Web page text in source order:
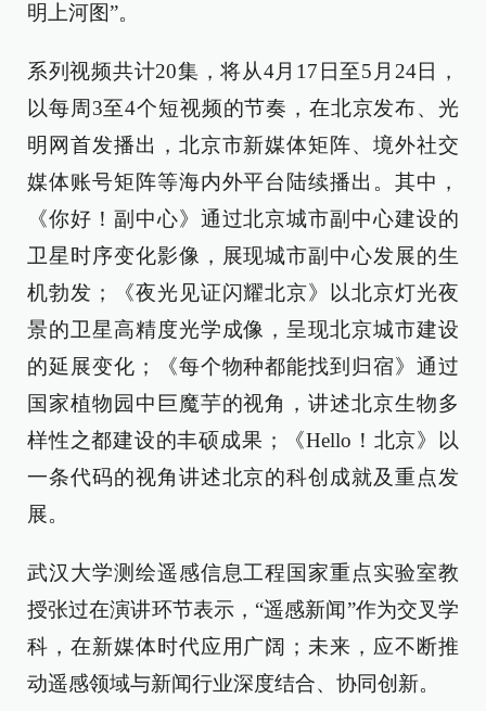
明上河图”。
系列视频共计20集，将从4月17日至5月24日，
以每周3至4个短视频的节奏，在北京发布、光
明网首发播出，北京市新媒体矩阵、境外社交
媒体账号矩阵等海内外平台陆续播出。其中，
《你好！副中心》通过北京城市副中心建设的
卫星时序变化影像，展现城市副中心发展的生
机勃发；《夜光见证闪耀北京》以北京灯光夜
景的卫星高精度光学成像，呈现北京城市建设
的延展变化；《每个物种都能找到归宿》通过
国家植物园中巨魔芋的视角，讲述北京生物多
样性之都建设的丰硕成果；《Hello！北京》以
一条代码的视角讲述北京的科创成就及重点发
展。
武汉大学测绘遥感信息工程国家重点实验室教
授张过在演讲环节表示，“遥感新闻”作为交叉学
科，在新媒体时代应用广阔；未来，应不断推
动遥感领域与新闻行业深度结合、协同创新。